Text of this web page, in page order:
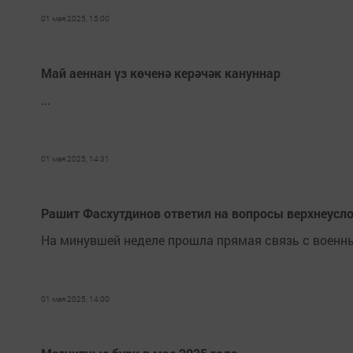
01 мая 2025, 15:00
Май аеннан үз көченә керәчәк кануннар
01 мая 2025, 14:31
Рашит Фасхутдинов ответил на вопросы
На минувшей неделе прошла прямая связь с
01 мая 2025, 14:00